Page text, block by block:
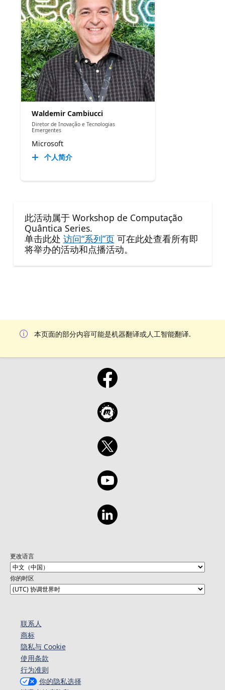
Waldemir Cambiucci
Diretor de Inovação e Tecnologias
Emergentes
Microsoft
个人简介
此活动属于 Workshop de Computação
Quântica Series.
单击此处 访问“系列”页可在此处查看所有即
将举办的活动和点播活动。
本页面的部分内容可能是机器翻译或人工智能翻译.
更改语言
你的时区
联系人
商标
隐私与 Cookie
使用条款
行为准则
你的隐私选择